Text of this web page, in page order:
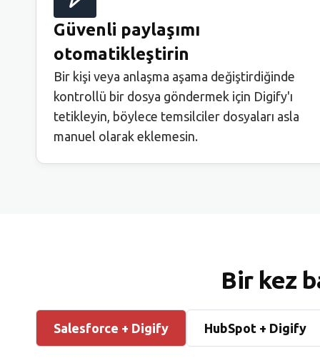
Güvenli paylaşımı
otomatikleştirin
Bir kişi veya anlaşma aşama değiştirdiğinde
kontrollü bir dosya göndermek için Digify'ı
tetikleyin, böylece temsilciler dosyaları asla
manuel olarak eklemesin.
Bir kez
Salesforce + Digify HubSpot + Digify